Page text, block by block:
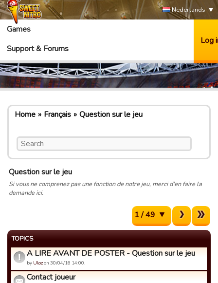
Nederlands
Games
Support & Forums
Log
Home Français Question sur le jeu
Question sur le jeu
Si vous ne comprenez pas une fonction de notre jeu, merci d'en faire la
demande ici.
1 / 49
TOPICS
A LIRE AVANT DE POSTER - Question sur le jeu
by Ulozon 30/04/16 14:00.
Contact joueur